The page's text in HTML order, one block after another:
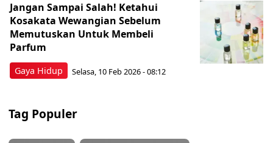
Gaya Hidup
Jangan Sampai Salah! Ketahui
Kosakata Wewangian Sebelum
Memutuskan Untuk Membeli
Parfum
Selasa, 10 Feb 2026 - 08:12
Tag Populer